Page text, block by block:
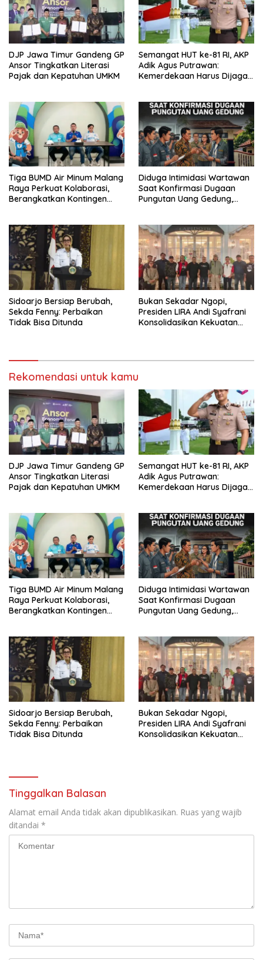
DJP Jawa Timur Gandeng GP
Ansor Tingkatkan Literasi
Pajak dan Kepatuhan UMKM
Semangat HUT ke-81 RI, AKP
Adik Agus Putrawan:
Kemerdekaan Harus Dijaga
Tiga BUMD Air Minum Malang
Raya Perkuat Kolaborasi,
Berangkatkan Kontingen
Diduga Intimidasi Wartawan
Saat Konfirmasi Dugaan
Pungutan Uang Gedung,
Buka suara
Sidoarjo Bersiap Berubah,
Sekda Fenny: Perbaikan
Tidak Bisa Ditunda
Bukan Sekadar Ngopi,
Presiden LIRA Andi Syafrani
Konsolidasikan Kekuatan
Rekomendasi untuk kamu
DJP Jawa Timur Gandeng GP
Ansor Tingkatkan Literasi
Pajak dan Kepatuhan UMKM
Semangat HUT ke-81 RI, AKP
Adik Agus Putrawan:
Kemerdekaan Harus Dijaga
Tiga BUMD Air Minum Malang
Raya Perkuat Kolaborasi,
Berangkatkan Kontingen
Diduga Intimidasi Wartawan
Saat Konfirmasi Dugaan
Pungutan Uang Gedung,
Buka suara
Sidoarjo Bersiap Berubah,
Sekda Fenny: Perbaikan
Tidak Bisa Ditunda
Bukan Sekadar Ngopi,
Presiden LIRA Andi Syafrani
Konsolidasikan Kekuatan
Tinggalkan Balasan
Alamat email Anda tidak akan dipublikasikan. Ruas yang wajib
ditandai *